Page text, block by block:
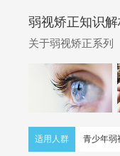
弱视矫正知识
关于弱视矫正系列
适用人群 青少年弱